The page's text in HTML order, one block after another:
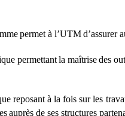
mmepermet à l’UTMd’assurera
permettant la maîtrise des out
reposant à la fois surles
esauprès de ses structures